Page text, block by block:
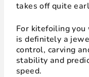
takes off quite
For kitefoiling
is definitely a
control, carving
stability and
speed.